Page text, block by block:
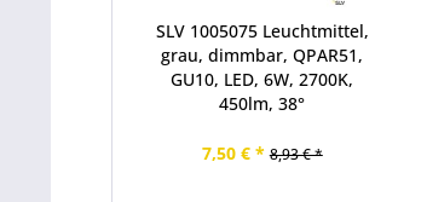
SLV 1005075 Leuchtmittel,
grau, dimmbar, QPAR51,
GU10, LED, 6W, 2700K,
450lm, 38°
7,50 € * 8,93 € *